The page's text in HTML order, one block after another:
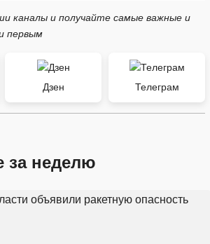
каналы и получайте самые важные и
первым
Дзен Телеграм
за неделю